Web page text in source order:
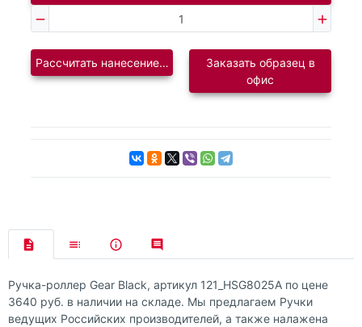
Рассчитать нанесение логотипаЗаказать образец в
офис
Ручка-роллер Gear Black, артикул 121_HSG8025A по цене
3640 руб. в наличии на складе. Мы предлагаем Ручки
ведущих Российских производителей, а также налажена